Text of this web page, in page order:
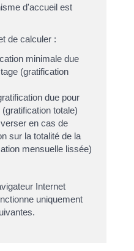
d'accueil est
de calculer :
minimale due
(gratification
due pour
totale)
en cas de
sur la totalité de la
mensuelle lissée)
Internet
uniquement